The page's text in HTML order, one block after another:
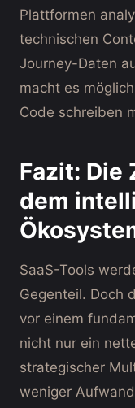
Plattformen
technischen
Journey-Daten
macht es
Code schreiben
Fazit: Die
dem
SaaS-Tools
Gegenteil. Doch
vor einem
nicht nur ein
strategischer
weniger